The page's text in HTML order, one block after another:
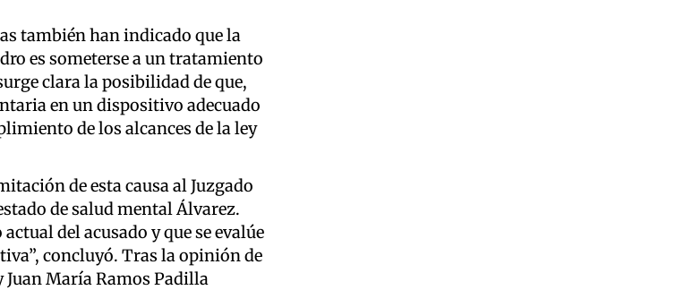
también han indicado que la
es someterse a un tratamiento
clara la posibilidad de que,
en un dispositivo adecuado
de los alcances de la ley
de esta causa al Juzgado
de salud mental Álvarez.
del acusado y que se evalúe
concluyó. Tras la opinión de
Juan María Ramos Padilla